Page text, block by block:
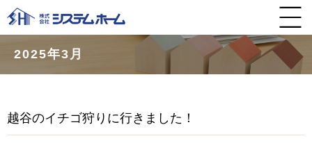
2025年3月
越谷のイチゴ狩りに行きました！